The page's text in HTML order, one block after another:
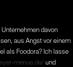
davon
aus Angst vor einem
als Foodora? Ich lasse
menue.de/ und